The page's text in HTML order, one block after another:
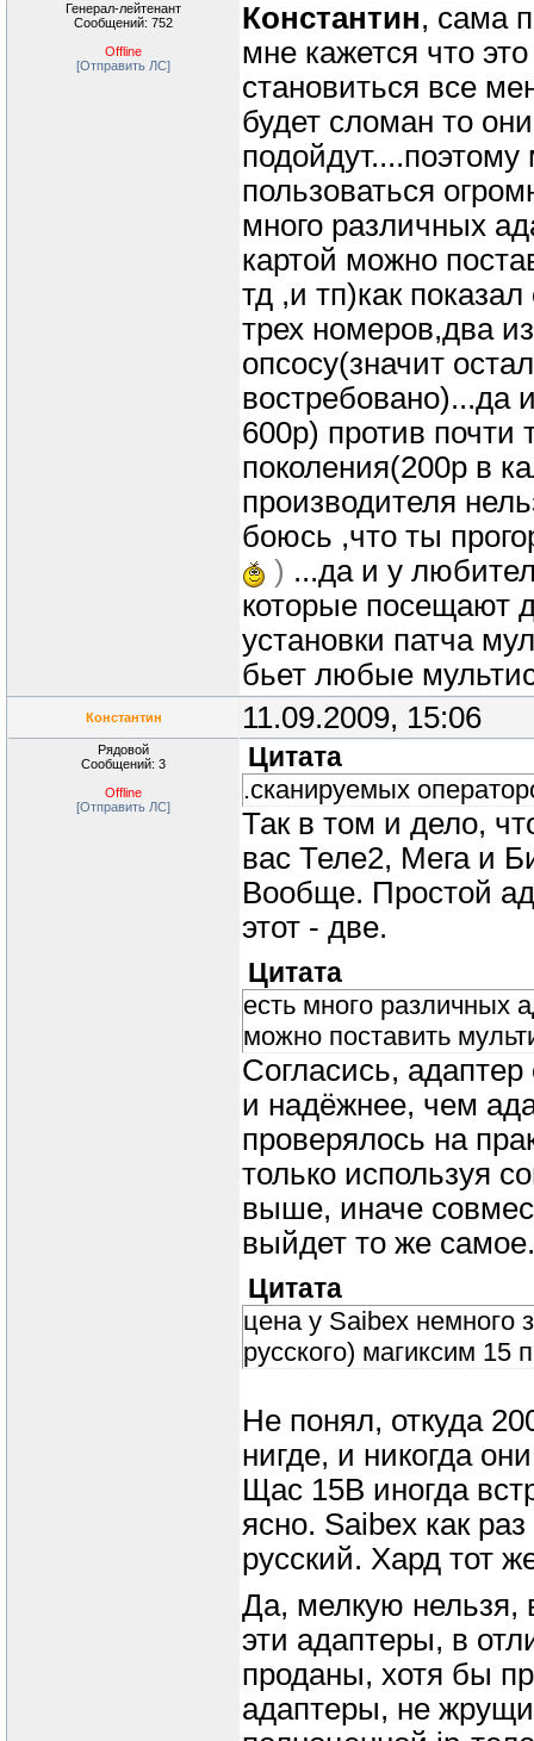
Генерал-лейтенант
Сообщений: 752
Offline
[Отправить ЛС]
Константин, сама
мне кажется что
становиться все
будет сломан то
пользоваться
много различных
картой можно
тд ,и тп)как
трех номеров,два
опсосу(значит
востребовано)...да
600р) против почти
поколения(200р в
производителя
боюсь ,что ты
) ...да и у
которые посещают
установки патча
бьет любые
Константин 11.09.2009, 15:06
Рядовой
Сообщений: 3
Offline
[Отправить ЛС]
Цитата
.сканируемых
Так в том и дело,
вас Теле2, Мега и
Вообще. Простой
этот - две.
Цитата
есть много различных
можно поставить
Согласись,
и надёжнее, чем
проверялось на
только используя
выше, иначе
выйдет то же самое.
Цитата
цена у Saibex немного
русского) магиксим 15
Не понял, откуда
нигде, и никогда
Щас 15В иногда
ясно. Saibex как
русский. Хард тот
Да, мелкую нельзя,
эти адаптеры, в
проданы, хотя бы
адаптеры, не